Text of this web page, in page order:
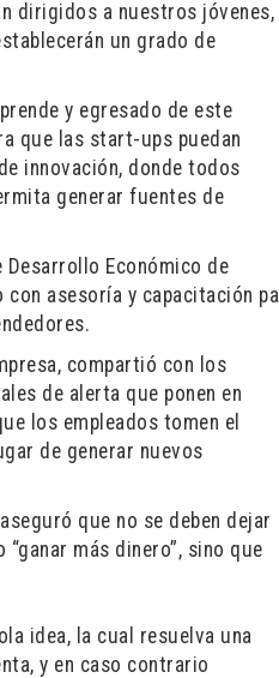
dirigidos a nuestros jóvenes,
un grado de
y egresado de este
que las start-ups puedan
innovación, donde todos
generar fuentes de
Económico de
asesoría y capacitación
compartió con los
de alerta que ponen en
los empleados tomen el
de generar nuevos
que no se deben dejar
más dinero”, sino que
idea, la cual resuelva una
y en caso contrario